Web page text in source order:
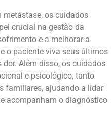
metástase, os cuidados
crucial na gestão da
e a melhorar a
o paciente viva seus últimos
Além disso, os cuidados
e psicológico, tanto
familiares, ajudando a lidar
acompanham o diagnóstico